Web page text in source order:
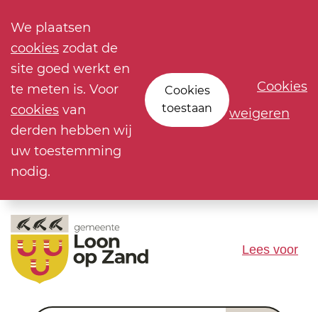
We plaatsen
cookies zodat de
site goed werkt en
te meten is. Voor
cookies van
derden hebben wij
uw toestemming
nodig.
Cookies
toestaan
Cookies
weigeren
Lees voor